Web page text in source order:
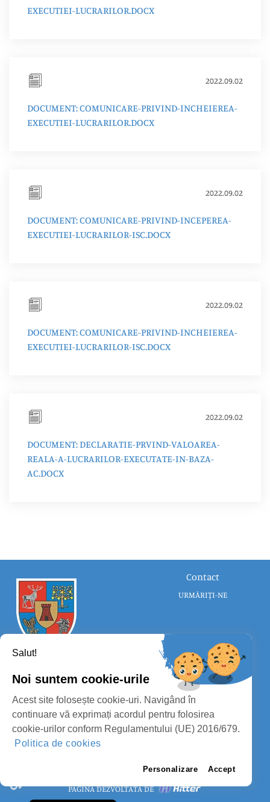
EXECUTIEI-LUCRARILOR.DOCX
2022.09.02
DOCUMENT: COMUNICARE-PRIVIND-INCHEIEREA-
EXECUTIEI-LUCRARILOR.DOCX
2022.09.02
DOCUMENT: COMUNICARE-PRIVIND-INCEPEREA-
EXECUTIEI-LUCRARILOR-ISC.DOCX
2022.09.02
DOCUMENT: COMUNICARE-PRIVIND-INCHEIEREA-
EXECUTIEI-LUCRARILOR-ISC.DOCX
2022.09.02
DOCUMENT: DECLARATIE-PRVIND-VALOAREA-
REALA-A-LUCRARILOR-EXECUTATE-IN-BAZA-
AC.DOCX
PROTECȚIA DATELOR PERSONALE
MASS-MEDIA
PAGINĂ DEZVOLTATĂ DE
CONSILIUL JUDEȚEAN SATU MARE
Contact
URMĂRIȚI-NE
Salut!
Noi suntem cookie-urile
Acest site folosește cookie-uri. Navigând în
continuare vă exprimați acordul pentru folosirea
cookie-urilor conform Regulamentului (UE) 2016/679.
Politica de cookies
Personalizare Accept